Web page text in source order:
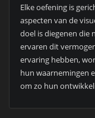
Elke oefening is
aspecten van de
doel is diegenen die
ervaren dit
ervaring hebben,
hun waarnemingen
om zo hun